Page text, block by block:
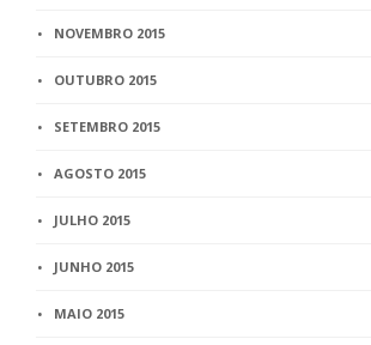
NOVEMBRO 2015
OUTUBRO 2015
SETEMBRO 2015
AGOSTO 2015
JULHO 2015
JUNHO 2015
MAIO 2015